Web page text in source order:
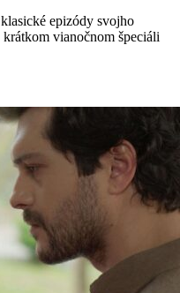
epizódy svojho
vianočnom špeciáli